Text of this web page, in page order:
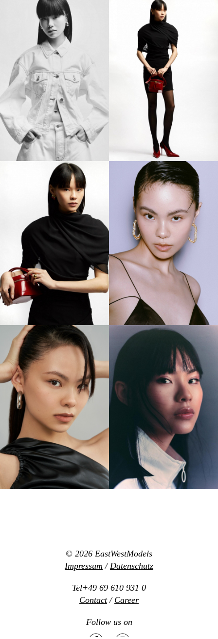
© 2026 EastWestModels
Impressum /Datenschutz
Tel+49 69 610 931 0
Contact/ Career
Follow us on